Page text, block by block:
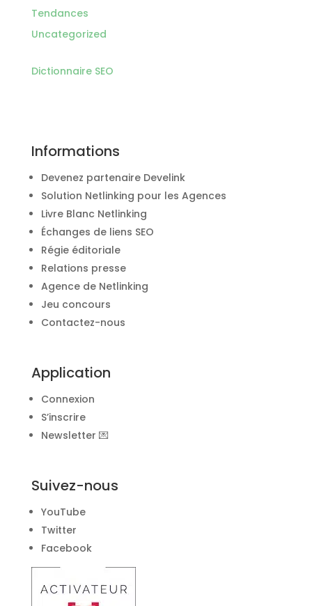
Tendances
Uncategorized
Dictionnaire SEO
Informations
Devenez partenaire Develink
Solution Netlinking pour les Agences
Livre Blanc Netlinking
Échanges de liens SEO
Régie éditoriale
Relations presse
Agence de Netlinking
Jeu concours
Contactez-nous
Application
Connexion
S’inscrire
Newsletter 💌
Suivez-nous
YouTube
Twitter
Facebook